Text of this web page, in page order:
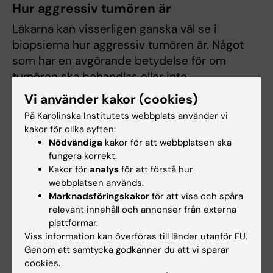
Hur aggressiv tumören är
Läkarna kan visserligen ganska väl se i
biopsierna hur aggressiv tumören är. Något
som har en avgörande betydelse för om
tumören ska behandlas eller inte.
– Om det är en väldigt ful tumör kanske man
kan acceptera att förlora vissa funktioner
medan om det är en halvful tumör så kanske
man istället vill vänta och behålla de
funktionerna. Men en del patienter blir väldigt
oroliga av diagnosen och vill oavsett
riskavvägningen göra maximalt. Då kan man
hamna i att man låter sig behandlas för en rätt
mild tumör med liten risk att dö i förtid men
samtidigt väldigt stor risk att påverka
livskvaliteten, säger Olof Akre.
Vi använder kakor (cookies)
På Karolinska Institutets webbplats använder vi
kakor för olika syften:
Nödvändiga kakor för att webbplatsen ska
fungera korrekt.
Kakor för analys för att förstå hur
webbplatsen används.
Marknadsföringskakor för att visa och spåra
relevant innehåll och annonser från externa
plattformar.
Viss information kan överföras till länder utanför EU.
Genom att samtycka godkänner du att vi sparar
cookies.